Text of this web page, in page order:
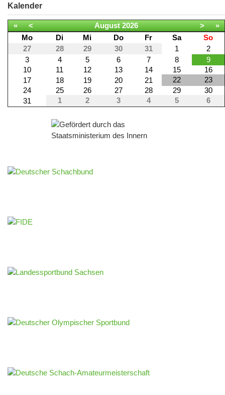
Kalender
« < August 2026 >
»
Mo
Di Mi Do Fr Sa
So
27
28 29 30 31 1
2
3
4 5 6 7 8
9
10
11 12 13 14 15
16
17
18 19 20 21 22
23
24
25 26 27 28 29
30
31
1 2 3 4 5 6